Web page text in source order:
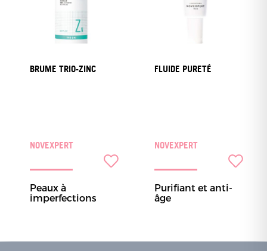
BRUME TRIO-ZINC
NOVEXPERT
Peaux à
imperfections
FLUIDE PURETÉ
NOVEXPERT
Purifiant et anti-
âge